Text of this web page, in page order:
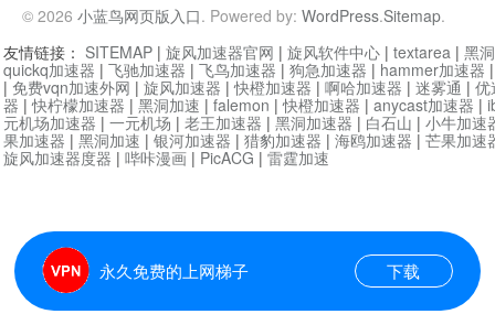
© 2026 小蓝鸟网页版入口. Powered by: WordPress.Sitemap.
永久免费的上网梯子 下载
友情链接： SITEMAP | 旋风加速器官网 | 旋风软件中心 | textarea | 黑
quickq加速器 | 飞驰加速器 | 飞鸟加速器 | 狗急加速器 | hammer加速器
| 免费vqn加速外网 | 旋风加速器 |快橙加速器 | 啊哈加速器 | 迷雾通 | 优
器 |快柠檬加速器 | 黑洞加速 | falemon |快橙加速器 | anycast加速器 |
元机场加速器 | 一元机场 | 老王加速器 | 黑洞加速器 | 白石山 | 小牛加速
果加速器 | 黑洞加速 | 银河加速器 | 猎豹加速器 | 海鸥加速器 | 芒果加速
旋风加速器度器 | 哔咔漫画 | PicACG | 雷霆加速